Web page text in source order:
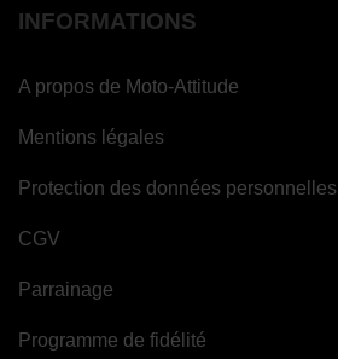
INFORMATIONS
A propos de Moto-Attitude
Mentions légales
Protection des données personnelles
CGV
Parrainage
Programme de fidélité